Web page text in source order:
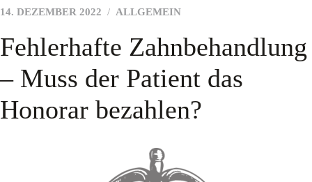
14. DEZEMBER 2022 ALLGEMEIN
Fehlerhafte Zahnbehandlung
– Muss der Patient das
Honorar bezahlen?